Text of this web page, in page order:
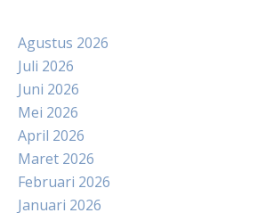
Agustus 2026
Juli 2026
Juni 2026
Mei 2026
April 2026
Maret 2026
Februari 2026
Januari 2026